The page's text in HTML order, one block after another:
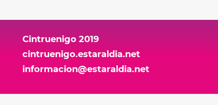
Cintruenigo 2019
cintruenigo.estaraldia.net
informacion@estaraldia.net